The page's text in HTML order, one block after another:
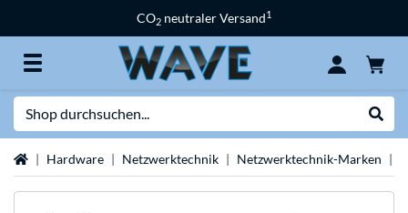
CO2 neutraler Versand1
StartseiteHardware Netzwerktechnik Netzwerktechnik-Marken